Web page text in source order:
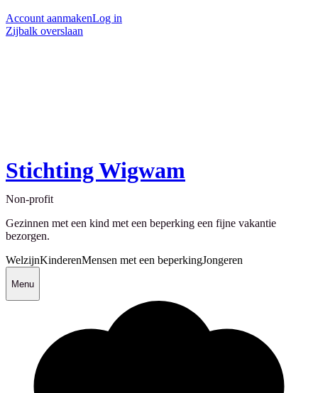
Account aanmakenLog in
Zijbalk overslaan
Stichting Wigwam
Non-profit
Gezinnen met een kind met een beperking een fijne vakantie
bezorgen.
WelzijnKinderenMensen met een beperkingJongeren
Menu